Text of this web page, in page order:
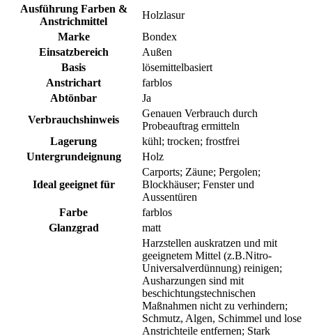
Ausführung Farben &
Anstrichmittel
Holzlasur
Marke
Bondex
Einsatzbereich
Außen
Basis
lösemittelbasiert
Anstrichart
farblos
Abtönbar
Ja
Verbrauchshinweis
Genauen Verbrauch durch
Probeauftrag ermitteln
Lagerung
kühl; trocken; frostfrei
Untergrundeignung
Holz
Ideal geeignet für
Carports; Zäune; Pergolen;
Blockhäuser; Fenster und
Aussentüren
Farbe
farblos
Glanzgrad
matt
Harzstellen auskratzen und mit
geeignetem Mittel (z.B.Nitro-
Universalverdünnung) reinigen;
Ausharzungen sind mit
beschichtungstechnischen
Maßnahmen nicht zu verhindern;
Schmutz, Algen, Schimmel und lose
Anstrichteile entfernen; Stark